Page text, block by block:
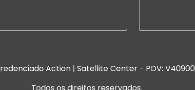
Action | Satellite Center - PDV: